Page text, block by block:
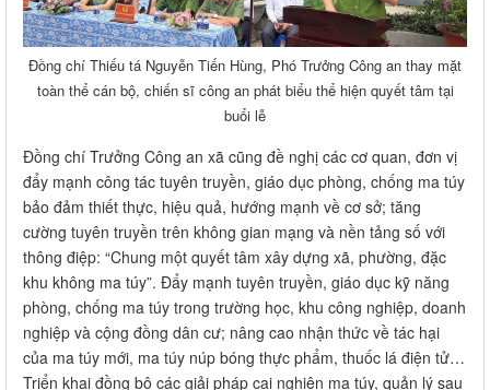
Đồng chí Thiếu tá Nguyễn Tiến Hùng, Phó Trưởng Công an thay mặt
toàn thể cán bộ, chiến sĩ công an phát biểu thể hiện quyết tâm tại
buổi lễ
Đồng chí Trưởng Công an xã cũng đề nghị các cơ quan, đơn vị
đẩy mạnh công tác tuyên truyền, giáo dục phòng, chống ma túy
bảo đảm thiết thực, hiệu quả, hướng mạnh về cơ sở; tăng
cường tuyên truyền trên không gian mạng và nền tảng số với
thông điệp: “Chung một quyết tâm xây dựng xã, phường, đặc
khu không ma túy”. Đẩy mạnh tuyên truyền, giáo dục kỹ năng
phòng, chống ma túy trong trường học, khu công nghiệp, doanh
nghiệp và cộng đồng dân cư; nâng cao nhận thức về tác hại
của ma túy mới, ma túy núp bóng thực phẩm, thuốc lá điện tử…
Triển khai đồng bộ các giải pháp cai nghiện ma túy, quản lý sau